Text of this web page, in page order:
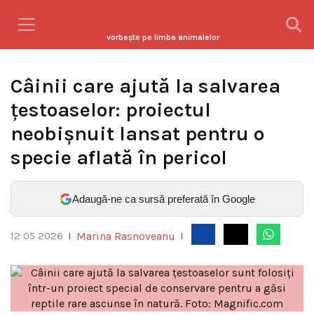
vorbeşte pe limba animalelor
Câinii care ajută la salvarea
țestoaselor: proiectul
neobișnuit lansat pentru o
specie aflată în pericol
Adaugă-ne ca sursă preferată în Google
12 05 2026 Marina Rasnoveanu